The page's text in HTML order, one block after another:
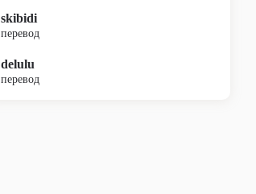
skibidi
перевод
delulu
перевод